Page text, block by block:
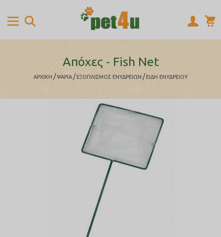
Απόχες - Fish Net
ΑΡΧΙΚΉ / ΨΑΡΙΑ / ΕΞΟΠΛΙΣΜΟΣ ΕΝΥΔΡΕΙΩΝ / ΕΙΔΗ ΕΝΥΔΡΕΙΟΥ